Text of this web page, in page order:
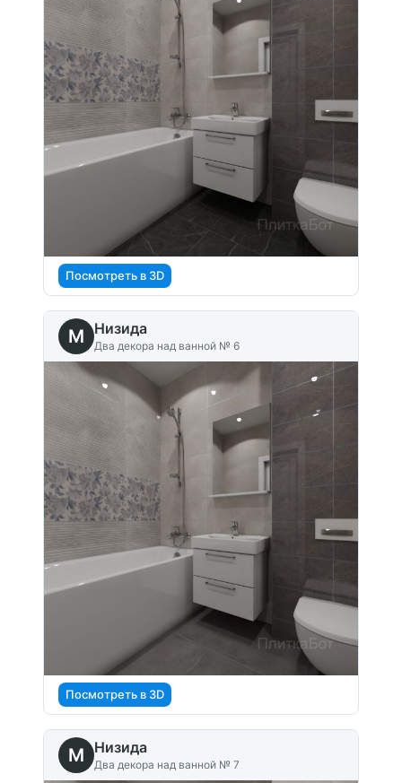
Посмотреть в 3D
M Низида
Два декора над ванной № 6
Посмотреть в 3D
M Низида
Два декора над ванной № 7